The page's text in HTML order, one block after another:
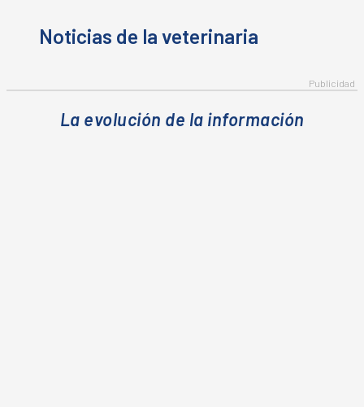
La evolución de la información